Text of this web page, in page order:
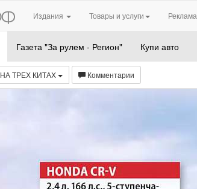
Издания Товары и услуги Реклама
Газета "За рулем - Регион" Купи авто
НА ТРЕХ КИТАХ Комментарии